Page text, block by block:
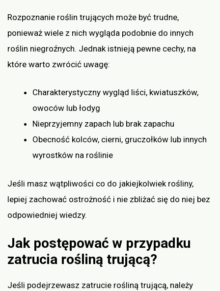
Rozpoznanie roślin trujących może być trudne,
ponieważ wiele z nich wygląda podobnie do innych
roślin niegroźnych. Jednak istnieją pewne cechy, na
które warto zwrócić uwagę:
Charakterystyczny wygląd liści, kwiatuszków,
owoców lub łodyg
Nieprzyjemny zapach lub brak zapachu
Obecność kolców, cierni, gruczołków lub innych
wyrostków na roślinie
Jeśli masz wątpliwości co do jakiejkolwiek rośliny,
lepiej zachować ostrożność i nie zbliżać się do niej bez
odpowiedniej wiedzy.
Jak postępować w przypadku
zatrucia rośliną trującą?
Jeśli podejrzewasz zatrucie rośliną trującą, należy